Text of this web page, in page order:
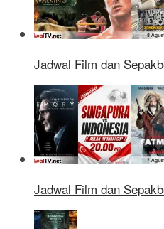
Jadwal Film dan
Jadwal Film dan